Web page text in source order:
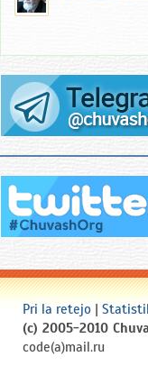
Pri la retejo |
(c) 2005-2010
code(a)mail.ru